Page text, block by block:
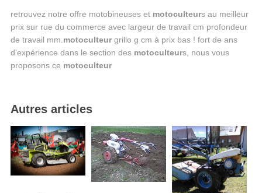
retrouvez notre offre motobineuses et motoculteurs au meilleur
prix sur rue du commerce avec largeur de travail cm profondeur
de travail mm. motoculteurgrillo g cm à prix bas ! fort de ans
d'expérience dans le section des motoculteurs, nous vous
proposons ce motoculteur
Autres articles